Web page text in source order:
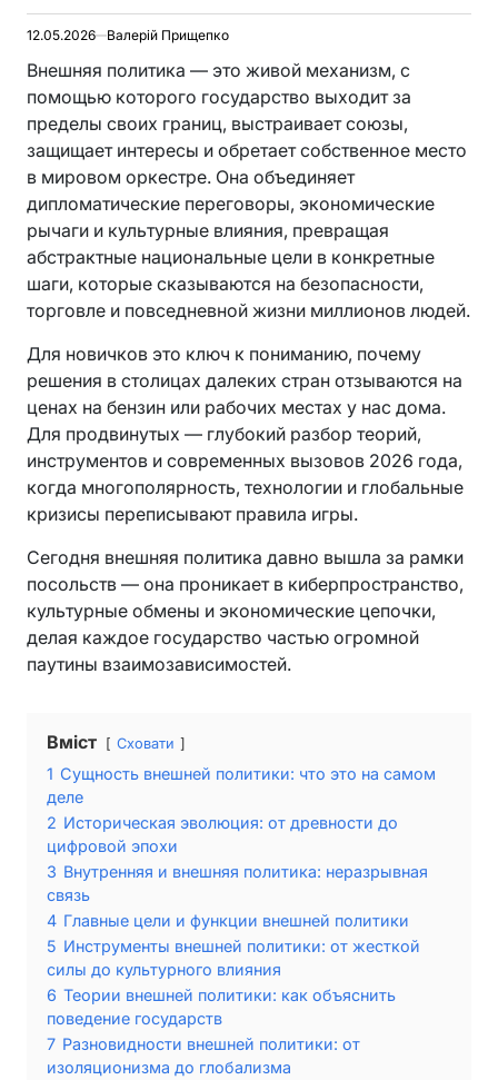
12.05.2026 Валерій Прищепко
Внешняя политика — это живой механизм, с
помощью которого государство выходит за
пределы своих границ, выстраивает союзы,
защищает интересы и обретает собственное место
в мировом оркестре. Она объединяет
дипломатические переговоры, экономические
рычаги и культурные влияния, превращая
абстрактные национальные цели в конкретные
шаги, которые сказываются на безопасности,
торговле и повседневной жизни миллионов людей.
Для новичков это ключ к пониманию, почему
решения в столицах далеких стран отзываются на
ценах на бензин или рабочих местах у нас дома.
Для продвинутых — глубокий разбор теорий,
инструментов и современных вызовов 2026 года,
когда многополярность, технологии и глобальные
кризисы переписывают правила игры.
Сегодня внешняя политика давно вышла за рамки
посольств — она проникает в киберпространство,
культурные обмены и экономические цепочки,
делая каждое государство частью огромной
паутины взаимозависимостей.
Вміст Сховати
1 Сущность внешней политики: что это на самом
деле
2 Историческая эволюция: от древности до
цифровой эпохи
3 Внутренняя и внешняя политика: неразрывная
связь
4 Главные цели и функции внешней политики
5 Инструменты внешней политики: от жесткой
силы до культурного влияния
6 Теории внешней политики: как объяснить
поведение государств
7 Разновидности внешней политики: от
изоляционизма до глобализма